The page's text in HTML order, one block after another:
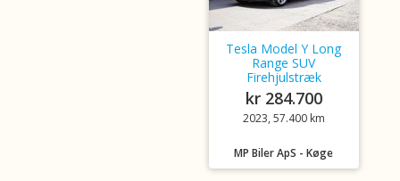
Tesla Model Y Long
Range SUV
Firehjulstræk
kr 284.700
2023, 57.400 km
MP Biler ApS - Køge